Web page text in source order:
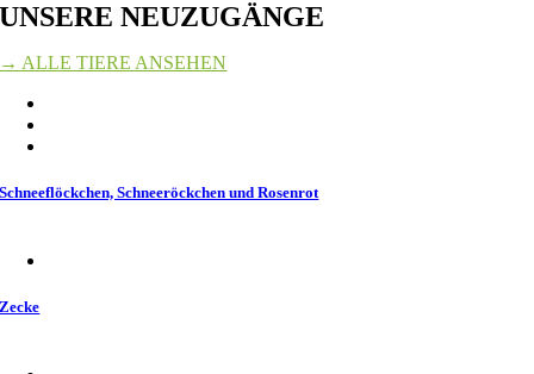
UNSERE NEUZUGÄNGE
→ ALLE TIERE ANSEHEN
Schneeflöckchen, Schneeröckchen und Rosenrot
Zecke